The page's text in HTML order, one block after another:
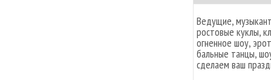
Ведущие,
ростовые куклы,
огненное шоу,
бальные танцы,
сделаем ваш